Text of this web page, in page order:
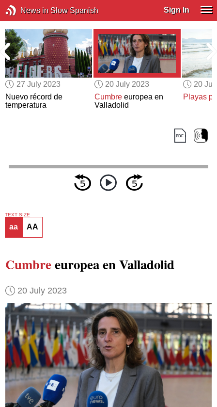
News in Slow Spanish Sign In
27 July 2023
Nuevo récord de
temperatura
20 July 2023
Cumbreeuropea en
Valladolid
20
Playas
TEXT SIZE
aa AA
Cumbreeuropea en Valladolid
20 July 2023